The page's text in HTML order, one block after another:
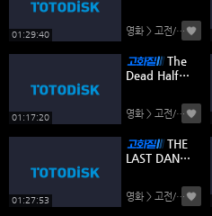
01:29:40 영화 > 고전/명작
01:17:20
The
Dead Half
초자연적 공
포_유령의 집
영화 > 고전/명작
01:27:53
THE
LAST DANC
스)_할리우드
코미디
영화 > 고전/명작